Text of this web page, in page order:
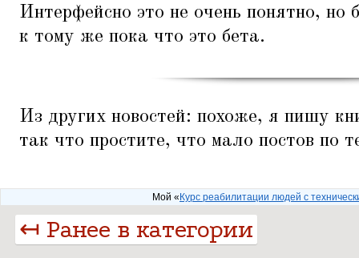
Интерфейсно это не очень понятно, но
к тому же пока что это бета.
Из других новостей: похоже, я пишу
так что простите, что мало постов по
Мой « Курс реабилитации людей с
↤ Ранее в категории